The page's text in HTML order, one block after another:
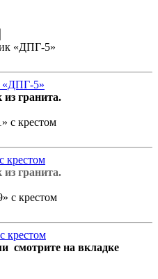
«ДПГ-5»
гранита.
крестом
гранита.
крестом
смотрите на вкладке